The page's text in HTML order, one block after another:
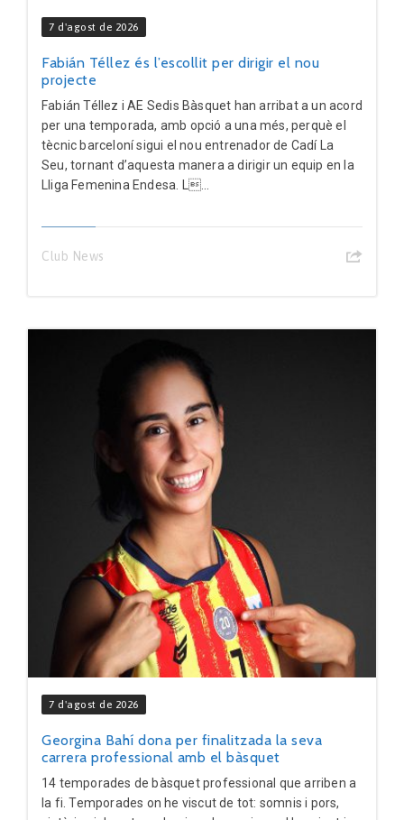
7 d'agost de 2026
Fabián Téllez és l’escollit per dirigir el nou
projecte
Fabián Téllez i AE Sedis Bàsquet han arribat a un acord
per una temporada, amb opció a una més, perquè el
tècnic barceloní sigui el nou entrenador de Cadí La
Seu, tornant d’aquesta manera a dirigir un equip en la
Lliga Femenina Endesa. L...
Club News
7 d'agost de 2026
Georgina Bahí dona per finalitzada la seva
carrera professional amb el bàsquet
14 temporades de bàsquet professional que arriben a
la fi. Temporades on he viscut de tot: somnis i pors,